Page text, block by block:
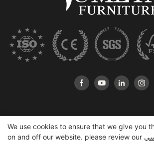
ڪاپي رائيٽ © 2025 هاسهان Yumeya Furniture ڪمپني، ايل ٽي ڊي
We use cookies to ensure that we give you
on and off our website. please review our